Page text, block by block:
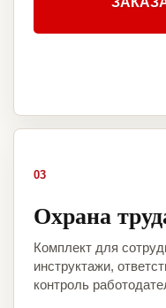
03
Охрана
Комплект для
инструктажи,
контроль